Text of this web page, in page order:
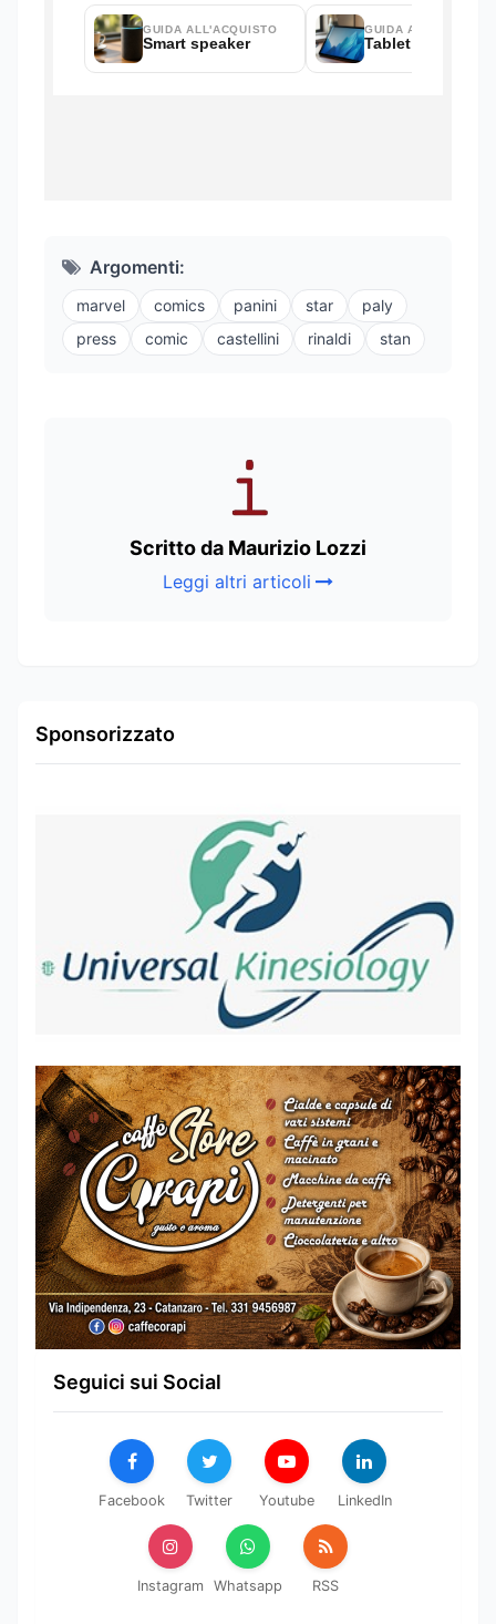
Argomenti:
marvel comics panini star
paly
press
comic castellini rinaldi stan
Scritto da Maurizio Lozzi
Leggi altri articoli
Sponsorizzato
Seguici sui Social
Facebook Twitter Youtube LinkedIn
Instagram Whatsapp RSS